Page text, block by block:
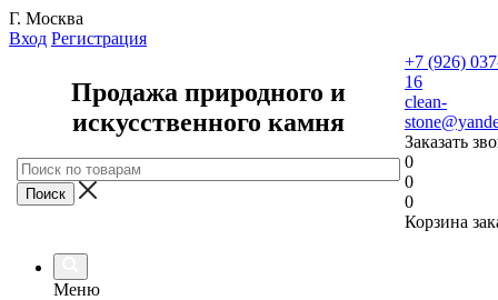
Г. Москва
Вход Регистрация
Продажа природного и
искусственного камня
+7 (926)
16
clean-
Заказать
0
0
0
Корзина
Меню